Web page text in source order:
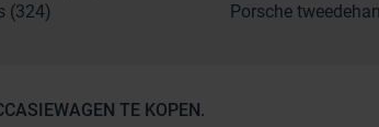
(324)
Porsche
TE KOPEN.